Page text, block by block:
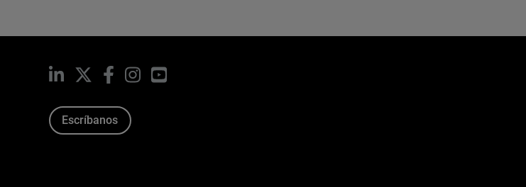
LinkedIn Facebook
InstagramYouTube
Escríbanos